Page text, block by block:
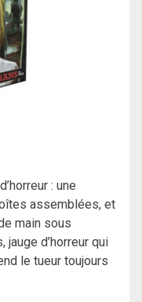
: une
assemblées, et
main sous
d’horreur qui
le tueur toujours